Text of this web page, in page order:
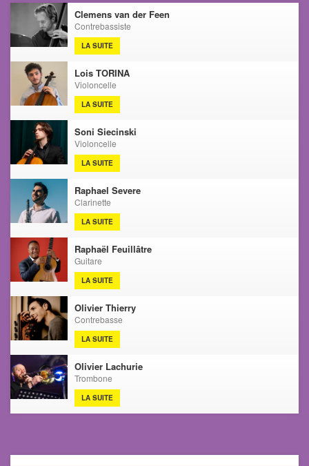
Clemens van der Feen
Contrebassiste
LA SUITE
Lois TORINA
Violoncelle
LA SUITE
Soni Siecinski
Violoncelle
LA SUITE
Raphael Severe
Clarinette
LA SUITE
Raphaël Feuillâtre
Guitare
LA SUITE
Olivier Thierry
Contrebasse
LA SUITE
Olivier Lachurie
Trombone
LA SUITE